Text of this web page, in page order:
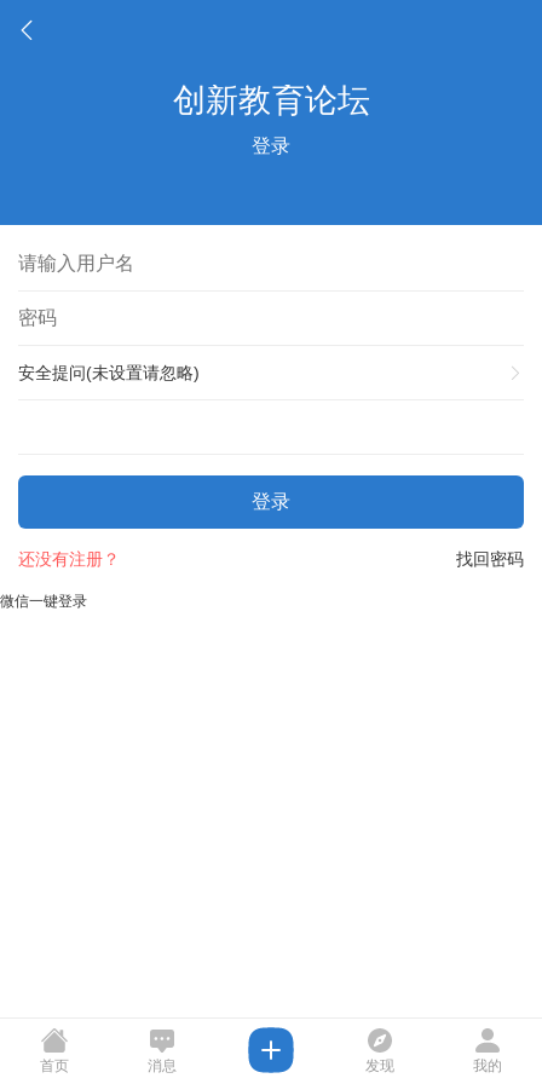
登录
安全提问(未设置请忽略)
登录
找回密码
还没有注册？
微信一键登录
首页 消息 发现 我的